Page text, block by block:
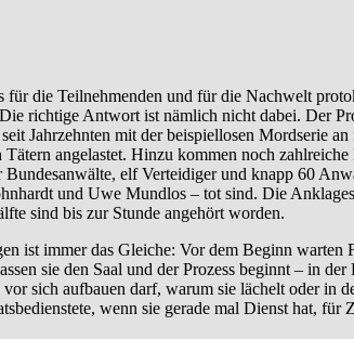
die Teilnehmenden und für die Nachwelt
richtige Antwort ist nämlich nicht dabei. Der
Jahrzehnten mit der beispiellosen Mordserie
angelastet. Hinzu kommen noch
elf Verteidiger und knapp 60
und Uwe Mundlos – tot sind. Die
sind bis zur Stunde angehört worden.
ist immer das Gleiche: Vor dem Beginn
sie den Saal und der Prozess beginnt – in
sich aufbauen darf, warum sie lächelt oder in
wenn sie gerade mal Dienst hat,